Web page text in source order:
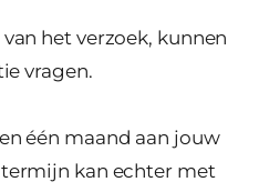
het verzoek, kunnen
vragen.
één maand aan jouw
kan echter met